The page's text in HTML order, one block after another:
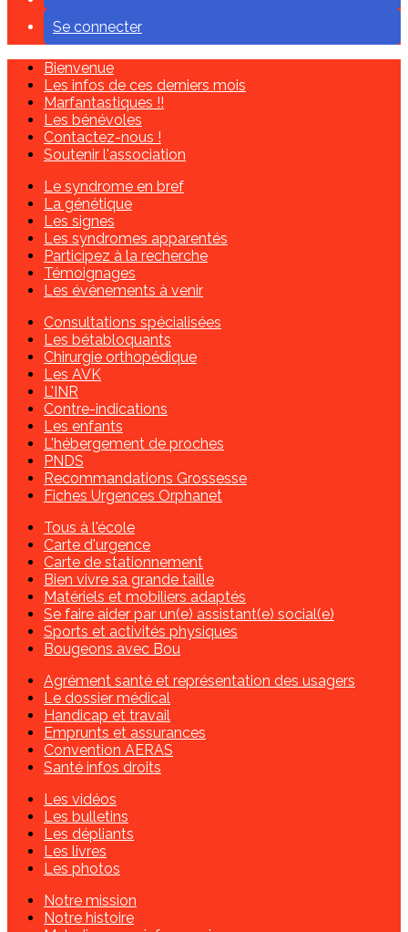
Se connecter
Bienvenue
Les infos de ces derniers mois
Marfantastiques !!
Les bénévoles
Contactez-nous !
Soutenir l'association
Le syndrome en bref
La génétique
Les signes
Les syndromes apparentés
Participez à la recherche
Témoignages
Les événements à venir
Consultations spécialisées
Les bétabloquants
Chirurgie orthopédique
Les AVK
L'INR
Contre-indications
Les enfants
L'hébergement de proches
PNDS
Recommandations Grossesse
Fiches Urgences Orphanet
Tous à l'école
Carte d'urgence
Carte de stationnement
Bien vivre sa grande taille
Matériels et mobiliers adaptés
Se faire aider par un(e) assistant(e) social(e)
Sports et activités physiques
Bougeons avec Bou
Agrément santé et représentation des usagers
Le dossier médical
Handicap et travail
Emprunts et assurances
Convention AERAS
Santé infos droits
Les vidéos
Les bulletins
Les dépliants
Les livres
Les photos
Notre mission
Notre histoire